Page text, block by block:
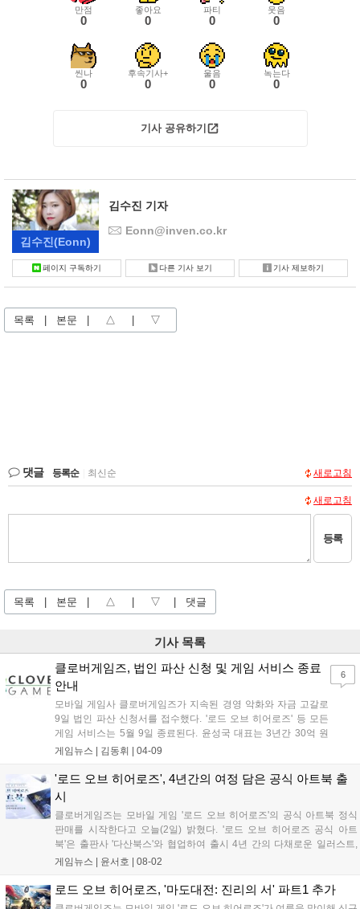
만점
0
좋아요
0
파티
0
웃음
0
씬나
0
후속기사+
0
울음
0
녹는다
0
기사 공유하기
김수진 (Eonn)
김수진 기자
Eonn@inven.co.kr
페이지 구독하기 다른 기사 보기 기사 제보하기
목록 본문 △ ▽
댓글 등록순 최신순 새로고침
새로고침
등록
목록 본문 △ ▽ 댓글
기사 목록
클로버게임즈, 법인 파산 신청 및 게임 서비스 종료
안내
모바일 게임사 클로버게임즈가 지속된 경영 악화와 자금 고갈로
9일 법인 파산 신청서를 접수했다. '로드 오브 히어로즈' 등 모든
게임 서비스는 5월 9일 종료된다. 윤성국 대표는 3년간 30억 원
이상 사재 투입 등 사력을 다했으나, 결국 완전 자본 잠식에 이르
게임뉴스 | 김동휘 | 04-09
6
'로드 오브 히어로즈', 4년간의 여정 담은 공식 아트북 출
시
클로버게임즈는 모바일 게임 '로드 오브 히어로즈'의 공식 아트북 정식
판매를 시작한다고 오늘(2일) 밝혔다. '로드 오브 히어로즈 공식 아트
북'은 출판사 '다산북스'와 협업하여 출시 4년 간의 다채로운 일러스트,
원화 및 콘셉트 아트, 개발진 인터뷰 등의 풍성한 볼거리를 300여 페이
는...
게임뉴스 | 윤서호 | 08-02
로드 오브 히어로즈, '마도대전: 진리의 서' 파트1 추가